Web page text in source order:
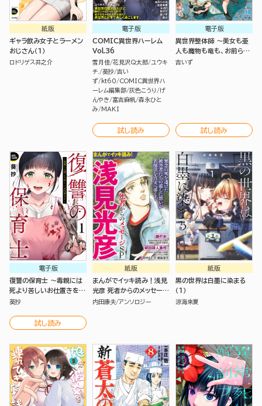
紙版
ギャラ飲み女子とラーメン
おじさん（１）
ロドリゲス井之介
電子版
COMIC異世界ハーレム
Vol.36
雪月佳 花見沢Q太郎 ユウキ
チ.
葵抄 吉い
ず
kt60
COMIC異世界ハ
ーレム編集部
灰色こうり
げ
んやき
富吉麻帆
森永ひと
み
MAKI
試し読み
電子版
異世界整体師 ～美女も亜
人も魔物も竜も、お前ら全
員揉みほぐす!!～ （2）
吉いず
試し読み
電子版
復讐の保育士 ～毒親には
死より苦しいお仕置きを～
（分冊版）
葵抄
試し読み
紙版
まんがでイッキ読み！浅見
光彦 死者からのメッセージ
SP
内田康夫 アンソロジー
紙版
黒の世界は白墨に染まる
（１）
涼海来夏